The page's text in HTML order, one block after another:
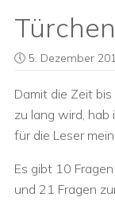
5. Dezember
Damit die Zeit
zu lang wird, hab
für die Leser
Es gibt 10
und 21 Fragen